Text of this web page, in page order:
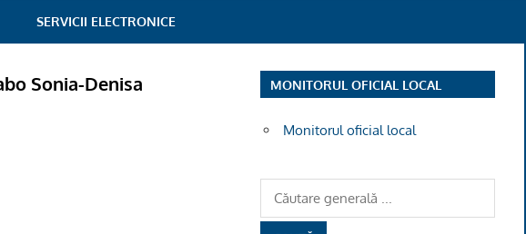
SERVICII ELECTRONICE
Sonia-Denisa MONITORUL OFICIAL LOCAL
Monitorul oficial local